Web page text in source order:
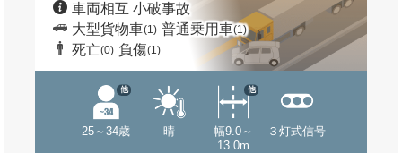
車両相互 小破事故
大型貨物車(1) 普通乗用車(1)
死亡(0) 負傷(1)
25～34歳
他
晴
幅9.0～
13.0m
他
３灯式信号